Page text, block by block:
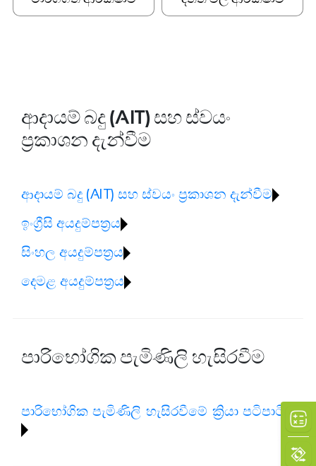
ආදායම් බදු (AIT) සහ ස්වයං
ප්‍රකාශන දැන්වීම
ආදායම් බදු (AIT) සහ ස්වයං ප්‍රකාශන දැන්වීම
ඉංග්‍රීසි අයදුම්පත්‍රය
සිංහල අයදුම්පත්‍රය
දෙමළ අයදුම්පත්‍රය
පාරිභෝගික පැමිණිලි හැසිරවීම
පාරිභෝගික පැමිණිලි හැසිරවීමේ ක්‍රියා පටිපාටිය
×